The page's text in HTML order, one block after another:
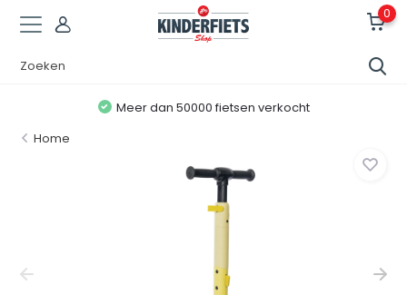
0
Meer dan 50000 fietsen verkocht
Home